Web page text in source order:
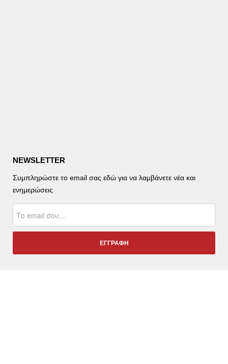
NEWSLETTER
Συμπληρώστε το email σας εδώ για να λαμβάνετε νέα και
ενημερώσεις